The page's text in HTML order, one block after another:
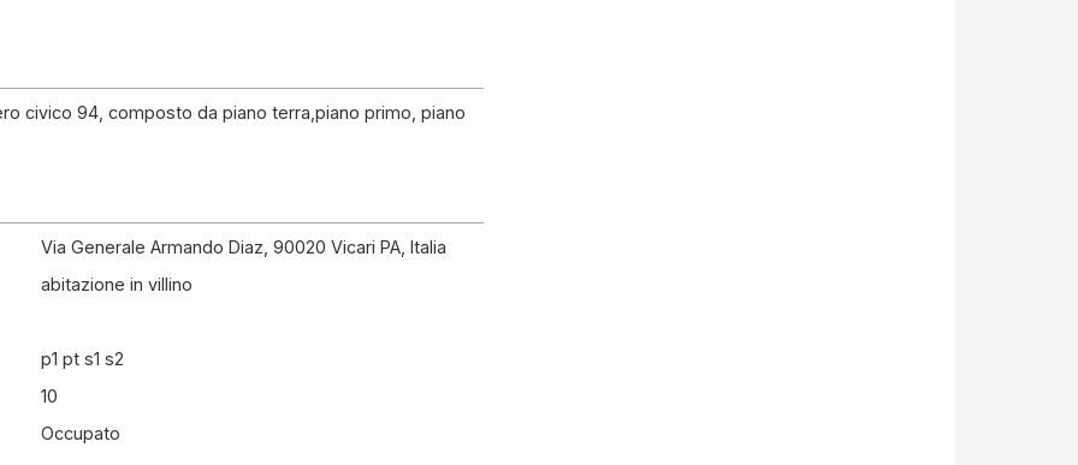
civico 94, composto da piano terra,piano primo, piano
Via Generale Armando Diaz, 90020 Vicari PA, Italia
abitazione in villino
p1 pt s1 s2
10
Occupato